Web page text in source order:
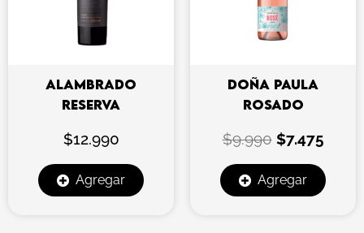
ALAMBRADO
RESERVA
$12.990
Agregar
DOÑA PAULA
ROSADO
$9.990 $7.475
Agregar